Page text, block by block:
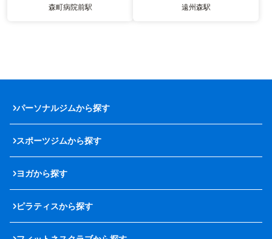
森町病院前駅 遠州森駅
パーソナルジムから探す
スポーツジムから探す
ヨガから探す
ピラティスから探す